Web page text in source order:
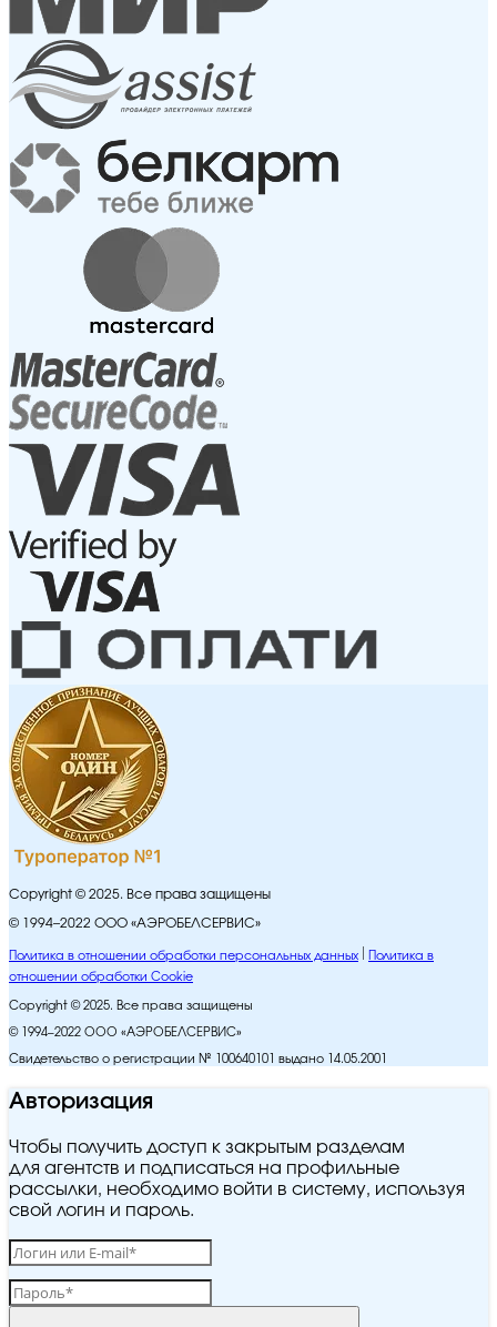
Copyright © 2025. Все права защищены
© 1994–2022 ООО «АЭРОБЕЛСЕРВИС»
Политика в отношении обработки персональных данных
Политика в
отношении обработки Cookie
Copyright © 2025. Все права защищены
© 1994–2022 ООО «АЭРОБЕЛСЕРВИС»
Свидетельство о регистрации № 100640101 выдано 14.05.2001
Авторизация
Чтобы получить доступ к закрытым разделам
для агентств и подписаться на профильные
рассылки, необходимо войти в систему, используя
свой логин и пароль.